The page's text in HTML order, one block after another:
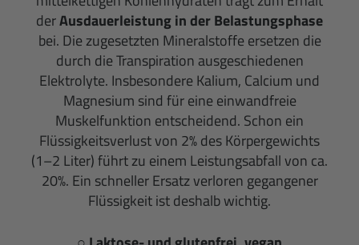
derAusdauerleistung in der Belastungsphase
bei. Die zugesetzten Mineralstoffe ersetzen die
durch die Transpiration ausgeschiedenen
Elektrolyte. Insbesondere Kalium, Calcium und
Magnesium sind für eine einwandfreie
Muskelfunktion entscheidend. Schon ein
Flüssigkeitsverlust von 2% des Körpergewichts
(1–2 Liter) führt zu einem Leistungsabfall von ca.
20%. Ein schneller Ersatz verloren gegangener
Flüssigkeit ist deshalb wichtig.